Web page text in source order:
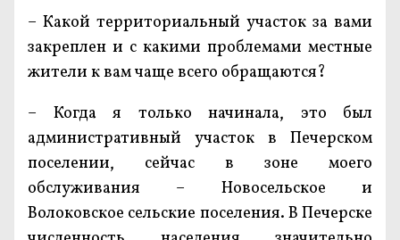
– Какой территориальный участок за вами
закреплен и с какими проблемами местные
жители к вам чаще всего обращаются?
– Когда я только начинала, это был
административный участок в Печерском
поселении, сейчас в зоне моего
обслуживания – Новосельское и
Волоковское сельские поселения. В Печерске